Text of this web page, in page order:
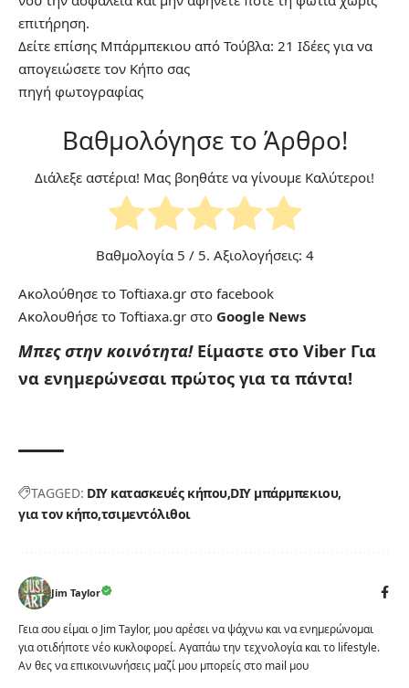
επιτήρηση.
Δείτε επίσης Μπάρμπεκιου από Τούβλα: 21 Ιδέες για να
απογειώσετε τον Κήπο σας
πηγή φωτογραφίας
Βαθμολόγησε το Άρθρο!
Διάλεξε αστέρια! Μας βοηθάτε να γίνουμε Καλύτεροι!
Βαθμολογία 5 / 5. Αξιολογήσεις: 4
Ακολούθησε το Toftiaxa.gr στο facebook
Ακολουθήσε το Toftiaxa.gr στο Google News
Μπες στην κοινότητα! Είμαστε στο Viber Για
να ενημερώνεσαι πρώτος για τα πάντα!
TAGGED: DIY κατασκευές κήπου DIY μπάρμπεκιου
για τον κήποτσιμεντόλιθοι
Jim Taylor
Γεια σου είμαι ο Jim Taylor, μου αρέσει να ψάχνω και να ενημερώνομαι
για οτιδήποτε νέο κυκλοφορεί. Αγαπάω την τεχνολογία και το lifestyle.
Αν θες να επικοινωνήσεις μαζί μου μπορείς στο mail μου